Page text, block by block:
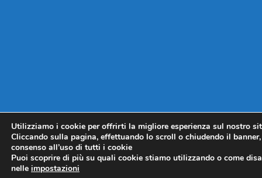
Utilizziamo i cookie per offrirti la migliore esperienza sul nostro
Cliccando sulla pagina, effettuando lo scroll o chiudendo il
consenso all’uso di tutti i cookie
Puoi scoprire di più su quali cookie stiamo utilizzando o come
nelle impostazioni